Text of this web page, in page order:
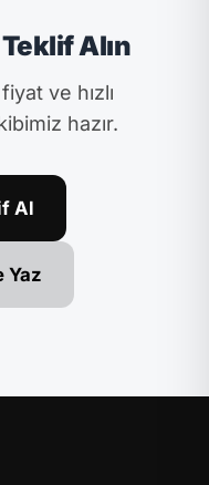
Alın
ve hızlı
hazır.
Al
Yaz